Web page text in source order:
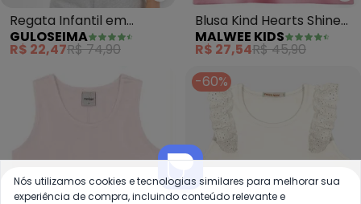
Regata Infantil em
Ribana (Verde)
GULOSEIMA
R$ 22,47R$ 74,90
Blusa Kind Hearts Shine
Bright (Rosa Claro)
MALWEE KIDS
R$ 27,54R$ 45,90
-60%
Nós utilizamos cookies e tecnologias similares para melhorar sua
experiência de compra, incluindo conteúdo relevante e